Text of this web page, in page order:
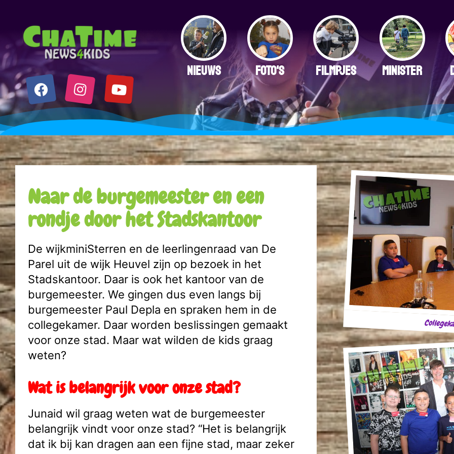
NIEUWS FOTO'S FILMPJES MINISTER
Naar de burgemeester en een
rondje door het Stadskantoor
De wijkminiSterren en de leerlingenraad van De
Parel uit de wijk Heuvel zijn op bezoek in het
Stadskantoor. Daar is ook het kantoor van de
burgemeester. We gingen dus even langs bij
burgemeester Paul Depla en spraken hem in de
collegekamer. Daar worden beslissingen gemaakt
voor onze stad. Maar wat wilden de kids graag
weten?
Wat is belangrijk voor onze stad?
Junaid wil graag weten wat de burgemeester
belangrijk vindt voor onze stad? “Het is belangrijk
dat ik bij kan dragen aan een fijne stad, maar zeker